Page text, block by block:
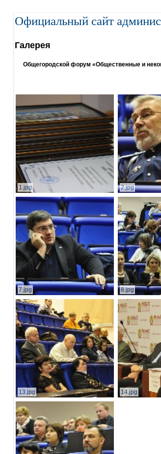
Официальный сайт
Галерея
Общегородской форум «Общественные и
1.jpg 2.jpg
7.jpg 8.jpg
13.jpg 14.jpg